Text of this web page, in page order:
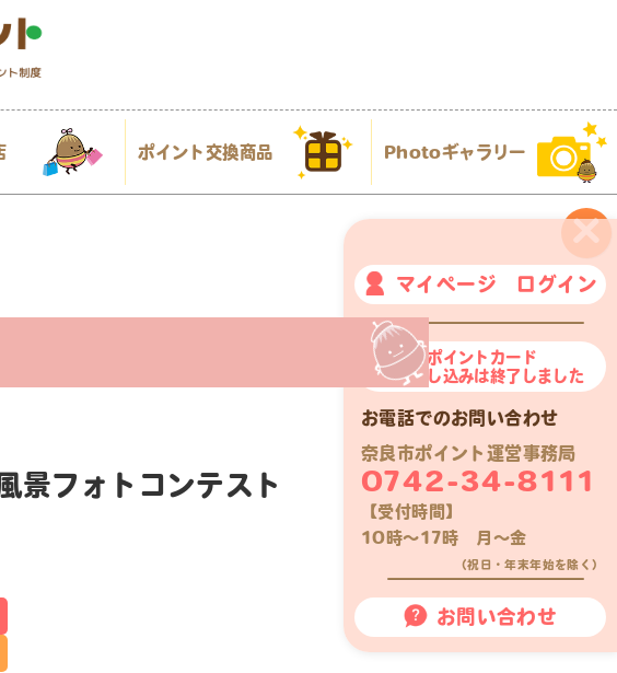
×
マイページ ログイン
奈良市ポイントカード
新規申し込みは終了しました
お電話でのお問い合わせ
奈良市ポイント運営事務局
0742-34-8111
【受付時間】
10時〜17時 月〜金
（祝日・年末年始を除く）
お問い合わせ
ポイント交換商品 Photoギャラリー
景フォトコンテスト